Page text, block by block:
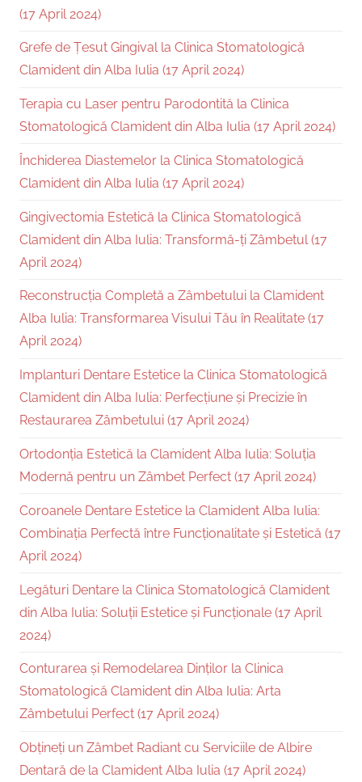
(17 April 2024)
Grefe de Țesut Gingival la Clinica Stomatologică
Clamident din Alba Iulia (17 April 2024)
Terapia cu Laser pentru Parodontită la Clinica
Stomatologică Clamident din Alba Iulia (17 April 2024)
Închiderea Diastemelor la Clinica Stomatologică
Clamident din Alba Iulia (17 April 2024)
Gingivectomia Estetică la Clinica Stomatologică
Clamident din Alba Iulia: Transformă-ți Zâmbetul (17
April 2024)
Reconstrucția Completă a Zâmbetului la Clamident
Alba Iulia: Transformarea Visului Tău în Realitate (17
April 2024)
Implanturi Dentare Estetice la Clinica Stomatologică
Clamident din Alba Iulia: Perfecțiune și Precizie în
Restaurarea Zâmbetului (17 April 2024)
Ortodonția Estetică la Clamident Alba Iulia: Soluția
Modernă pentru un Zâmbet Perfect (17 April 2024)
Coroanele Dentare Estetice la Clamident Alba Iulia:
Combinația Perfectă între Funcționalitate și Estetică (17
April 2024)
Legături Dentare la Clinica Stomatologică Clamident
din Alba Iulia: Soluții Estetice și Funcționale (17 April
2024)
Conturarea și Remodelarea Dinților la Clinica
Stomatologică Clamident din Alba Iulia: Arta
Zâmbetului Perfect (17 April 2024)
Obțineți un Zâmbet Radiant cu Serviciile de Albire
Dentară de la Clamident Alba Iulia (17 April 2024)